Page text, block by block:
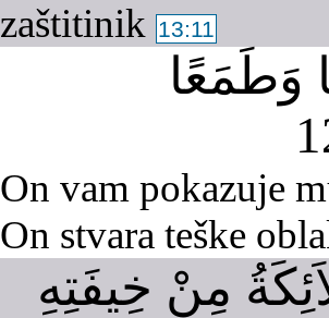
zaštitinik 13:11
وَطَمَعًا
On vam pokazuje
On stvara teške
مِنْ خِيفَتِهِ